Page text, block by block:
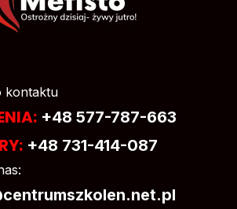
kontaktu
+48 577-787-663
+48 731-414-087